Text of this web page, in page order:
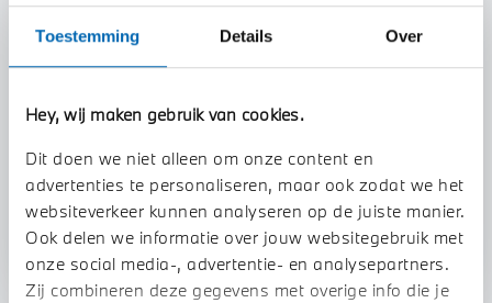
Toestemming Details Over
Hey, wij maken gebruik van cookies.
Dit doen we niet alleen om onze content en
advertenties te personaliseren, maar ook zodat we het
websiteverkeer kunnen analyseren op de juiste manier.
Ook delen we informatie over jouw websitegebruik met
onze social media-, advertentie- en analysepartners.
Zij combineren deze gegevens met overige info die je
U vertelt meer over uw auto
We verrekenen de waarde van uw auto